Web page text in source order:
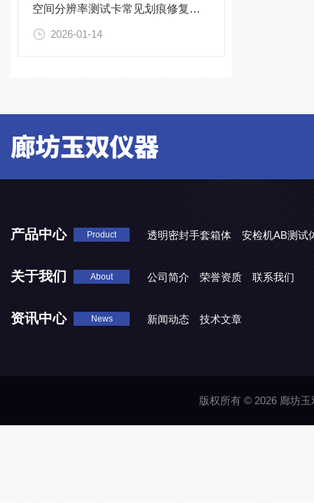
空间分辨率测试卡常见划痕修复与清洁保存方法
2026-01-14
产品中心 Product 透明密封手套箱体 安检机AB测试
关于我们 About 公司简介 荣誉资质 联系我们
资讯中心 News 新闻动态 技术文章
版权所有 © 2026 廊坊